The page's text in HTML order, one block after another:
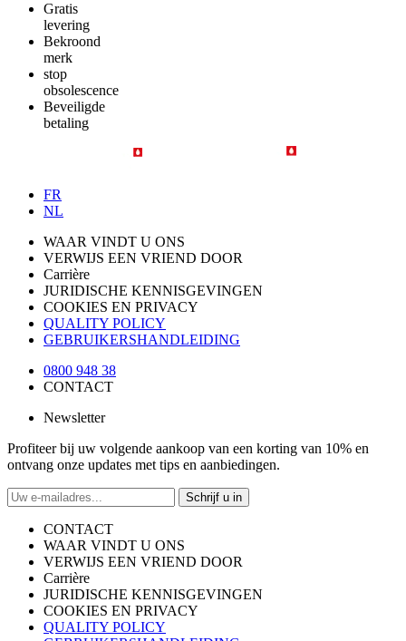
Gratis
levering
Bekroond
merk
stop
obsolescence
Beveiligde
betaling
FR
NL
WAAR VINDT U ONS
VERWIJS EEN VRIEND DOOR
Carrière
JURIDISCHE KENNISGEVINGEN
COOKIES EN PRIVACY
QUALITY POLICY
GEBRUIKERSHANDLEIDING
0800 948 38
CONTACT
Newsletter
Profiteer bij uw volgende aankoop van een korting van 10% en
ontvang onze updates met tips en aanbiedingen.
Schrijf u in
CONTACT
WAAR VINDT U ONS
VERWIJS EEN VRIEND DOOR
Carrière
JURIDISCHE KENNISGEVINGEN
COOKIES EN PRIVACY
QUALITY POLICY